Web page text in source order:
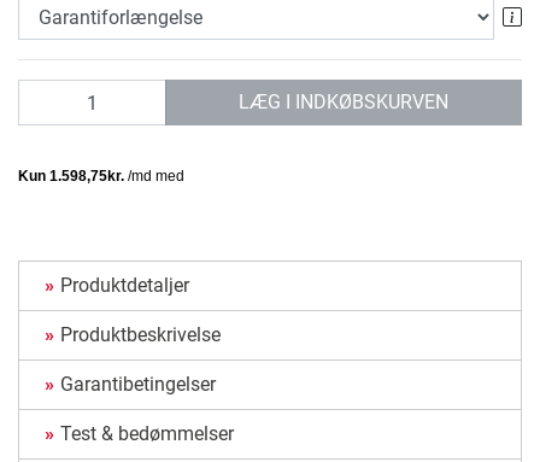
LÆG I INDKØBSKURVEN
Produktdetaljer
Produktbeskrivelse
Garantibetingelser
Test & bedømmelser